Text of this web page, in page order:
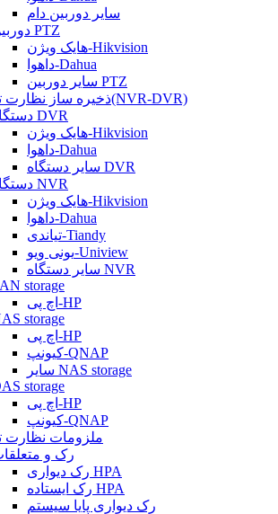
سایر دوربین دام
دوربین PTZ
هایک ویژن-Hikvision
داهوا-Dahua
سایر دوربین PTZ
ذخیره ساز نظارت تصویری(NVR-DVR)
دستگاه DVR
هایک ویژن-Hikvision
داهوا-Dahua
سایر دستگاه DVR
دستگاه NVR
هایک ویژن-Hikvision
داهوا-Dahua
تیاندی-Tiandy
یونی ویو-Uniview
سایر دستگاه NVR
storage
اچ پی-HP
storage
اچ پی-HP
کیونپ-QNAP
سایر NAS storage
storage
اچ پی-HP
کیونپ-QNAP
ملزومات نظارت
رک و
رک دیواری HPA
رک ایستاده HPA
رک دیواری پایا سیستم